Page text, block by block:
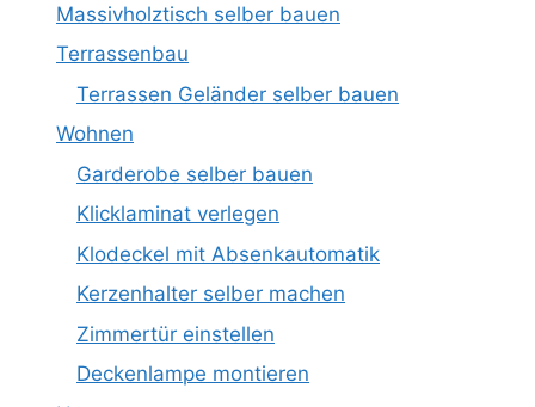
Massivholztisch selber bauen
Terrassenbau
Terrassen Geländer selber bauen
Wohnen
Garderobe selber bauen
Klicklaminat verlegen
Klodeckel mit Absenkautomatik
Kerzenhalter selber machen
Zimmertür einstellen
Deckenlampe montieren